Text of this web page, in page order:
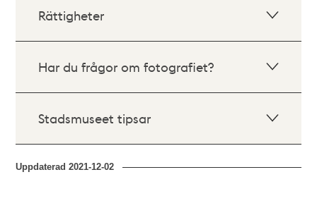
Rättigheter
Har du frågor om fotografiet?
Stadsmuseet tipsar
Uppdaterad2021-12-02